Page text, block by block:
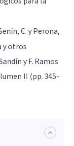
C. y Perona,
y otros
y F. Ramos
II (pp. 345-